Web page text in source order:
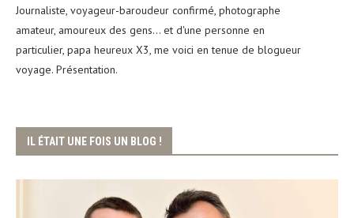
Journaliste, voyageur-baroudeur confirmé, photographe
amateur, amoureux des gens... et d'une personne en
particulier, papa heureux X3, me voici en tenue de blogueur
voyage. Présentation.
IL ÉTAIT UNE FOIS UN BLOG !